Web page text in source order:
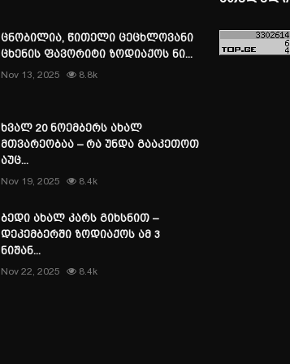
ცნობილია, წითელი ცეცხლოვანი
ცხენის ფავორიტი ზოდიაქოს ნი...
Nov 13, 2025 8.8k
ხვალ 20 ნოემბერს ახალ
მთვარეობაა – რა უნდა გააკეთოთ
აუც...
Nov 19, 2025 8.4k
ბედი ახალ კარს გიხსნით –
დეკემბერში ზოდიაქოს ამ 3
ნიშან...
Nov 22, 2025 8.4k